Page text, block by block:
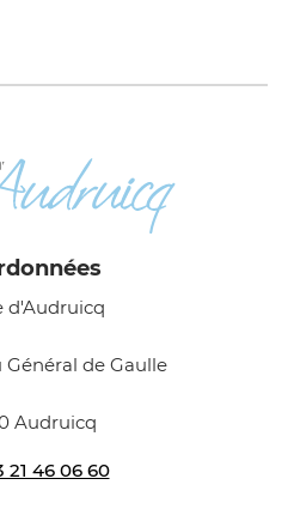
d'Audruicq
Général de Gaulle
Audruicq
21 46 06 60